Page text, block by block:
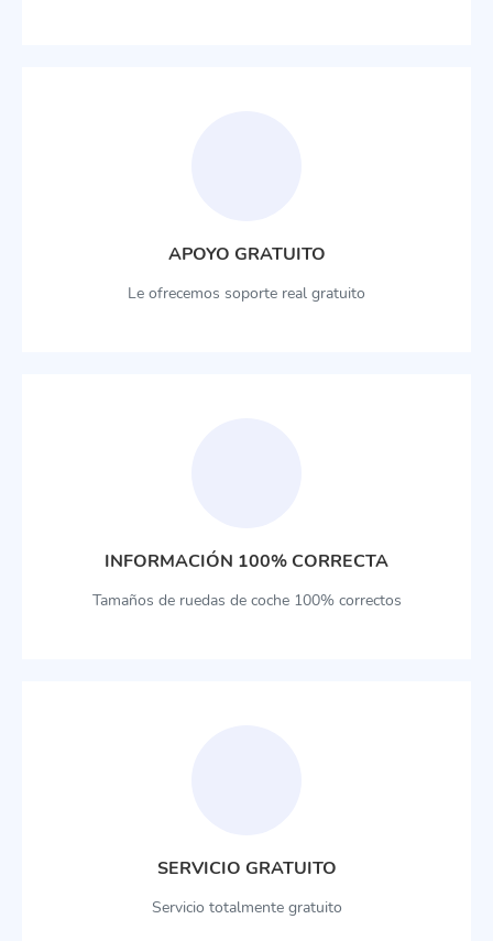
APOYO GRATUITO
Le ofrecemos soporte real gratuito
INFORMACIÓN 100% CORRECTA
Tamaños de ruedas de coche 100% correctos
SERVICIO GRATUITO
Servicio totalmente gratuito